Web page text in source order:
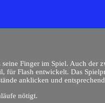
seine Finger im Spiel. Auch der
für Flash entwickelt. Das
anklicken und
nötigt.